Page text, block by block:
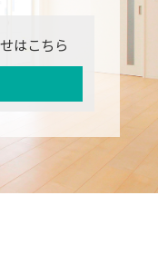
はこちら